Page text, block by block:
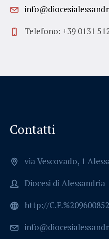
Telefono: +39 0131
Contatti
via Vescovado, 1
Diocesi di Alessandria
http://